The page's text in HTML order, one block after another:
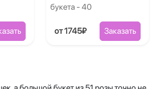
букета - 40
от 1745₽ Заказать